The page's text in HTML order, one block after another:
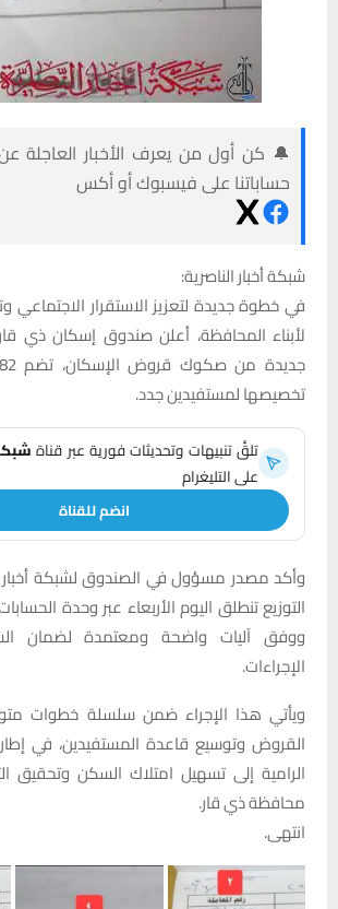
🔔 كن أول من يعرف الأخبار العاجلة عن
حساباتنا على فيسبوك أو أكس
شبكة أخبار الناصرية:
في خطوة جديدة لتعزيز الاستقرار الاجتماعي
لأبناء المحافظة، أعلن صندوق إسكان ذي
تخصيصها لمستفيدين جدد.
تلقَّ تنبيهات وتحديثات فورية عبر قناة
على التليغرام
انضم للقناة
وأكد مصدر مسؤول في الصندوق لشبكة أخبار
التوزيع تنطلق اليوم الأربعاء عبر وحدة
ووفق آليات واضحة ومعتمدة لضمان
الإجراءات.
ويأتي هذا الإجراء ضمن سلسلة خطوات
القروض وتوسيع قاعدة المستفيدين، في
الرامية إلى تسهيل امتلاك السكن وتحقيق
محافظة ذي قار.
انتهى.